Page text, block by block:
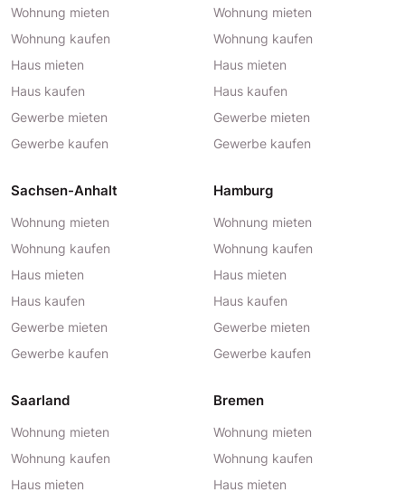
Wohnung mieten
Wohnung kaufen
Haus mieten
Haus kaufen
Gewerbe mieten
Gewerbe kaufen
Wohnung mieten
Wohnung kaufen
Haus mieten
Haus kaufen
Gewerbe mieten
Gewerbe kaufen
Sachsen-Anhalt
Wohnung mieten
Wohnung kaufen
Haus mieten
Haus kaufen
Gewerbe mieten
Gewerbe kaufen
Hamburg
Wohnung mieten
Wohnung kaufen
Haus mieten
Haus kaufen
Gewerbe mieten
Gewerbe kaufen
Saarland
Wohnung mieten
Wohnung kaufen
Haus mieten
Bremen
Wohnung mieten
Wohnung kaufen
Haus mieten